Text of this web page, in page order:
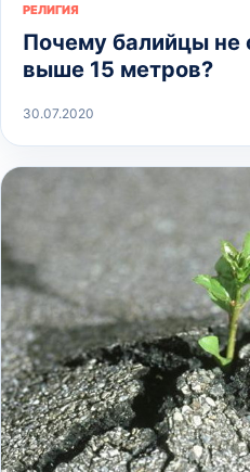
РЕЛИГИЯ
Почему балийцы не
выше 15 метров?
30.07.2020